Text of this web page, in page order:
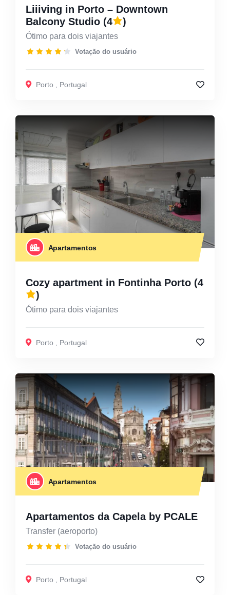
Liiiving in Porto – Downtown
Balcony Studio (4 )
Ótimo para dois viajantes
Votação do usuário
Porto Portugal
Apartamentos
Cozy apartment in Fontinha Porto (4
)
Ótimo para dois viajantes
Porto Portugal
Apartamentos
Apartamentos da Capela by PCALE
Transfer (aeroporto)
Votação do usuário
Porto , Portugal